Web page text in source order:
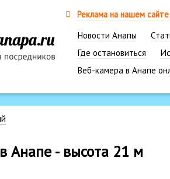
Реклама на нашем сайте
Новости Анапы
Где остановиться
Веб-камера в Анапе
Анапе - высота 21 м